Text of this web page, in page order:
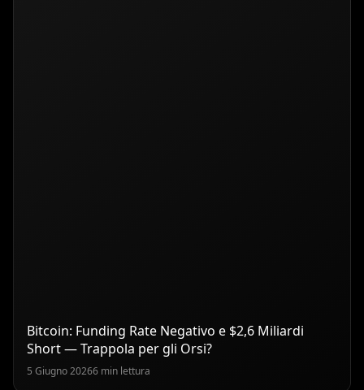
Bitcoin: Funding Rate Negativo e $2,6 Miliardi
Short — Trappola per gli Orsi?
5 Giugno 20266 min lettura